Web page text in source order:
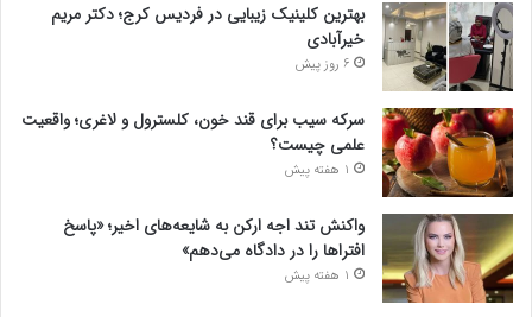
بهترین کلینیک زیبایی در فردیس کرج؛ دکتر مریم
خیرآبادی
6 روز پیش
سرکه سیب برای قند خون، کلسترول و لاغری؛ واقعیت
علمی چیست؟
1 هفته پیش
واکنش تند اجه ارکن به شایعه‌های اخیر؛ «پاسخ
افتراها را در دادگاه می‌دهم»
1 هفته پیش